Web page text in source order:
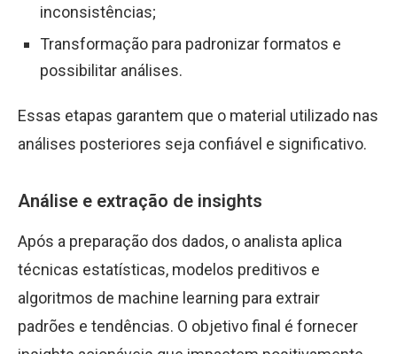
inconsistências;
Transformação para padronizar formatos e
possibilitar análises.
Essas etapas garantem que o material utilizado nas
análises posteriores seja confiável e significativo.
Análise e extração de insights
Após a preparação dos dados, o analista aplica
técnicas estatísticas, modelos preditivos e
algoritmos de machine learning para extrair
padrões e tendências. O objetivo final é fornecer